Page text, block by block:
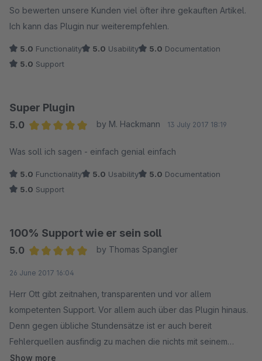
So bewerten unsere Kunden viel öfter ihre gekauften Artikel.
Ich kann das Plugin nur weiterempfehlen.
5.0 Functionality 5.0 Usability 5.0 Documentation
5.0 Support
Super Plugin
5.0
by M. Hackmann 13 July 2017 18:19
Was soll ich sagen - einfach genial einfach
5.0 Functionality 5.0 Usability 5.0 Documentation
5.0 Support
100% Support wie er sein soll
5.0
by Thomas Spangler
26 June 2017 16:04
Herr Ott gibt zeitnahen, transparenten und vor allem
kompetenten Support. Vor allem auch über das Plugin hinaus.
Denn gegen übliche Stundensätze ist er auch bereit
Fehlerquellen ausfindig zu machen die nichts mit seinem
Plugin zu tun haben...und hilft somit schnell zu einem
Show more